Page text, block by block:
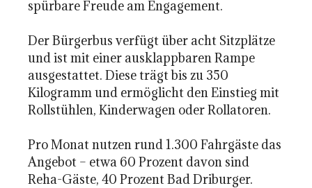
spürbare Freude am Engagement.
Der Bürgerbus verfügt über acht Sitzplätze
und ist mit einer ausklappbaren Rampe
ausgestattet. Diese trägt bis zu 350
Kilogramm und ermöglicht den Einstieg mit
Rollstühlen, Kinderwagen oder Rollatoren.
Pro Monat nutzen rund 1.300 Fahrgäste das
Angebot – etwa 60 Prozent davon sind
Reha-Gäste, 40 Prozent Bad Driburger.